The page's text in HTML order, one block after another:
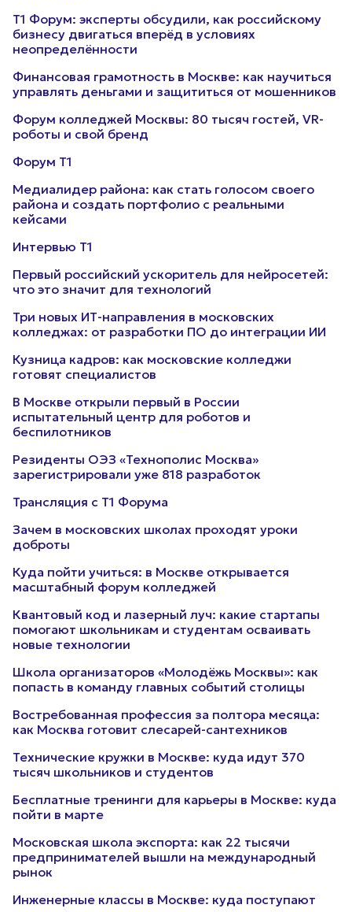
Т1 Форум: эксперты обсудили, как российскому
бизнесу двигаться вперёд в условиях
неопределённости
Финансовая грамотность в Москве: как научиться
управлять деньгами и защититься от мошенников
Форум колледжей Москвы: 80 тысяч гостей, VR-
роботы и свой бренд
Форум Т1
Медиалидер района: как стать голосом своего
района и создать портфолио с реальными
кейсами
Интервью Т1
Первый российский ускоритель для нейросетей:
что это значит для технологий
Три новых ИТ-направления в московских
колледжах: от разработки ПО до интеграции ИИ
Кузница кадров: как московские колледжи
готовят специалистов
В Москве открыли первый в России
испытательный центр для роботов и
беспилотников
Резиденты ОЭЗ «Технополис Москва»
зарегистрировали уже 818 разработок
Трансляция с Т1 Форума
Зачем в московских школах проходят уроки
доброты
Куда пойти учиться: в Москве открывается
масштабный форум колледжей
Квантовый код и лазерный луч: какие стартапы
помогают школьникам и студентам осваивать
новые технологии
Школа организаторов «Молодёжь Москвы»: как
попасть в команду главных событий столицы
Востребованная профессия за полтора месяца:
как Москва готовит слесарей-сантехников
Технические кружки в Москве: куда идут 370
тысяч школьников и студентов
Бесплатные тренинги для карьеры в Москве: куда
пойти в марте
Московская школа экспорта: как 22 тысячи
предпринимателей вышли на международный
рынок
Инженерные классы в Москве: куда поступают